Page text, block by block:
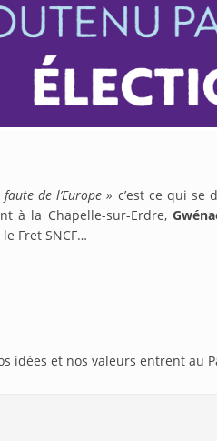
faute de l’Europe » c’est ce qui se
à la Chapelle-sur-Erdre,
Fret SNCF…
idées et nos valeurs entrent au